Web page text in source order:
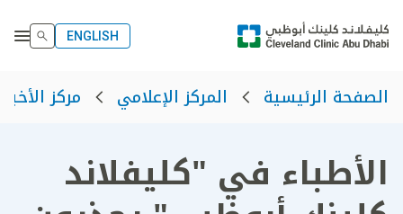
ENGLISH
الصفحة الرئيسية المركز الإعلامي مركز الأخبار
الأطباء في "كليفلاند